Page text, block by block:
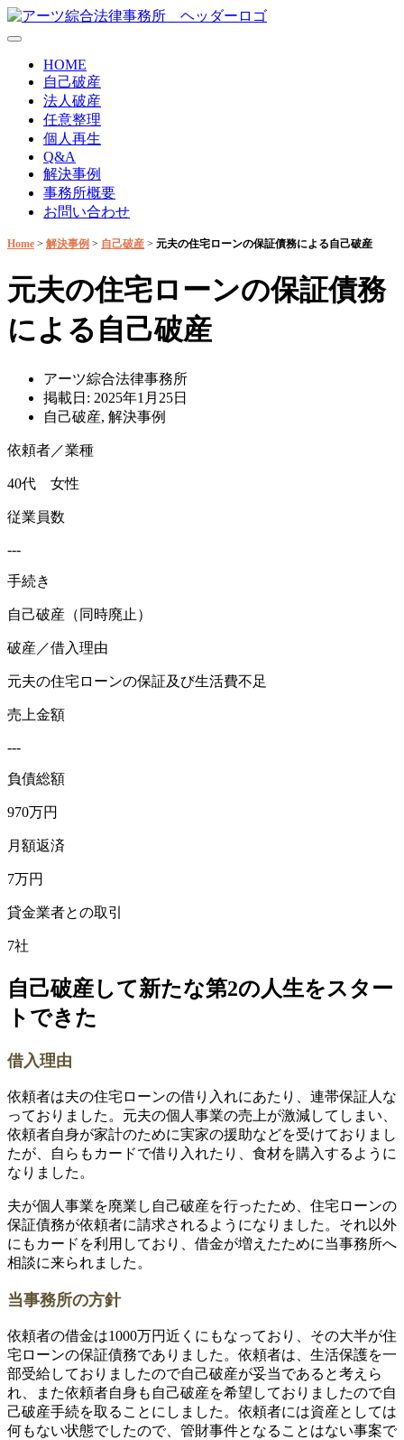
コ
ン
HOME
自己破産
法人破産
任意整理
個人再生
Q&A
解決事例
事務所概要
お問い合わせ
Home > 解決事例 > 自己破産 > 元夫の住宅ローンの保証債務による自己破産
元夫の住宅ローンの保証債務
による自己破産
アーツ綜合法律事務所
掲載日: 2025年1月25日
自己破産, 解決事例
依頼者／業種
40代 女性
従業員数
---
手続き
自己破産（同時廃止）
破産／借入理由
元夫の住宅ローンの保証及び生活費不足
売上金額
---
負債総額
970万円
月額返済
7万円
貸金業者との取引
7社
自己破産して新たな第2の人生をスター
トできた
借入理由
依頼者は夫の住宅ローンの借り入れにあたり、連帯保証人な
っておりました。元夫の個人事業の売上が激減してしまい、
依頼者自身が家計のために実家の援助などを受けておりまし
たが、自らもカードで借り入れたり、食材を購入するように
なりました。
夫が個人事業を廃業し自己破産を行ったため、住宅ローンの
保証債務が依頼者に請求されるようになりました。それ以外
にもカードを利用しており、借金が増えたために当事務所へ
相談に来られました。
当事務所の方針
依頼者の借金は1000万円近くにもなっており、その大半が住
宅ローンの保証債務でありました。依頼者は、生活保護を一
部受給しておりましたので自己破産が妥当であると考えら
れ、また依頼者自身も自己破産を希望しておりましたので自
己破産手続を取ることにしました。依頼者には資産としては
何もない状態でしたので、管財事件となることはない事案で